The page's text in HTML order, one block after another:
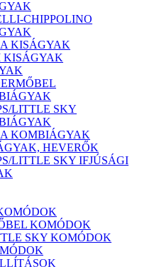
CHIPPOLINO
KISÁGYAK
KISÁGYAK
LITTLE SKY
KOMBIÁGYAK
HEVERŐK
LITTLE SKY IFJÚSÁGI
KOMÓDOK
SKY KOMÓDOK